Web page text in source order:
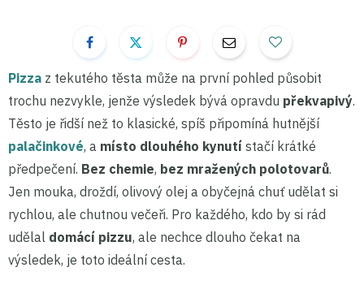
Pizza z tekutého těsta může na první pohled působit
trochu nezvykle, jenže výsledek bývá opravdu překvapivý.
Těsto je řidší než to klasické, spíš připomíná hutnější
palačinkové, a místo dlouhého kynutí stačí krátké
předpečení. Bez chemie, bez mražených polotovarů.
Jen mouka, droždí, olivový olej a obyčejná chuť udělat si
rychlou, ale chutnou večeři. Pro každého, kdo by si rád
udělal domácí pizzu, ale nechce dlouho čekat na
výsledek, je toto ideální cesta.